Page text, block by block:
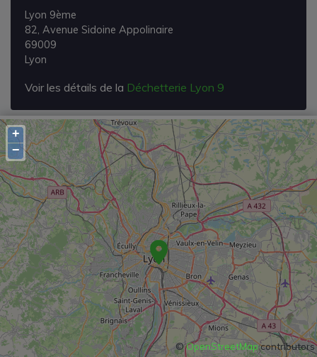
Lyon 9ème
82, Avenue Sidoine Appolinaire
69009
Lyon
Voir les détails de la Déchetterie Lyon 9
+
−
©OpenStreetMapcontributors